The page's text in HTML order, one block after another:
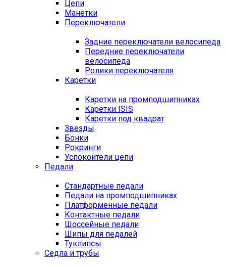
Цепи
Манетки
Переключатели
Задние переключатели велосипеда
Передние переключатели
велосипеда
Ролики переключателя
Каретки
Каретки на промподшипниках
Каретки ISIS
Каретки под квадрат
Звезды
Бонки
Рокринги
Успокоители цепи
Педали
Стандартные педали
Педали на промподшипниках
Платформенные педали
Контактные педали
Шоссейные педали
Шипы для педалей
Туклипсы
Седла и трубы